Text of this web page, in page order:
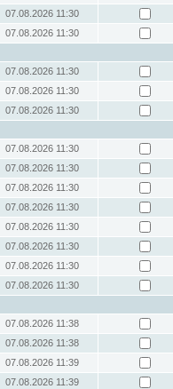
07.08.2026 11:30
07.08.2026 11:30
07.08.2026 11:30
07.08.2026 11:30
07.08.2026 11:30
07.08.2026 11:30
07.08.2026 11:30
07.08.2026 11:30
07.08.2026 11:30
07.08.2026 11:30
07.08.2026 11:30
07.08.2026 11:30
07.08.2026 11:30
07.08.2026 11:38
07.08.2026 11:38
07.08.2026 11:39
07.08.2026 11:39